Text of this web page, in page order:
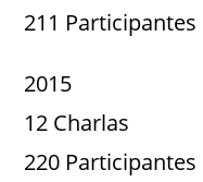
211 Participantes
2015
12 Charlas
220 Participantes